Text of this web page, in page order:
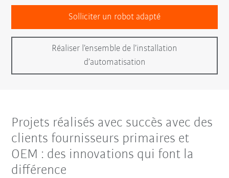
Solliciter un robot adapté
Réaliser l’ensemble de l’installation
d’automatisation
Projets réalisés avec succès avec des
clients fournisseurs primaires et
OEM : des innovations qui font la
différence